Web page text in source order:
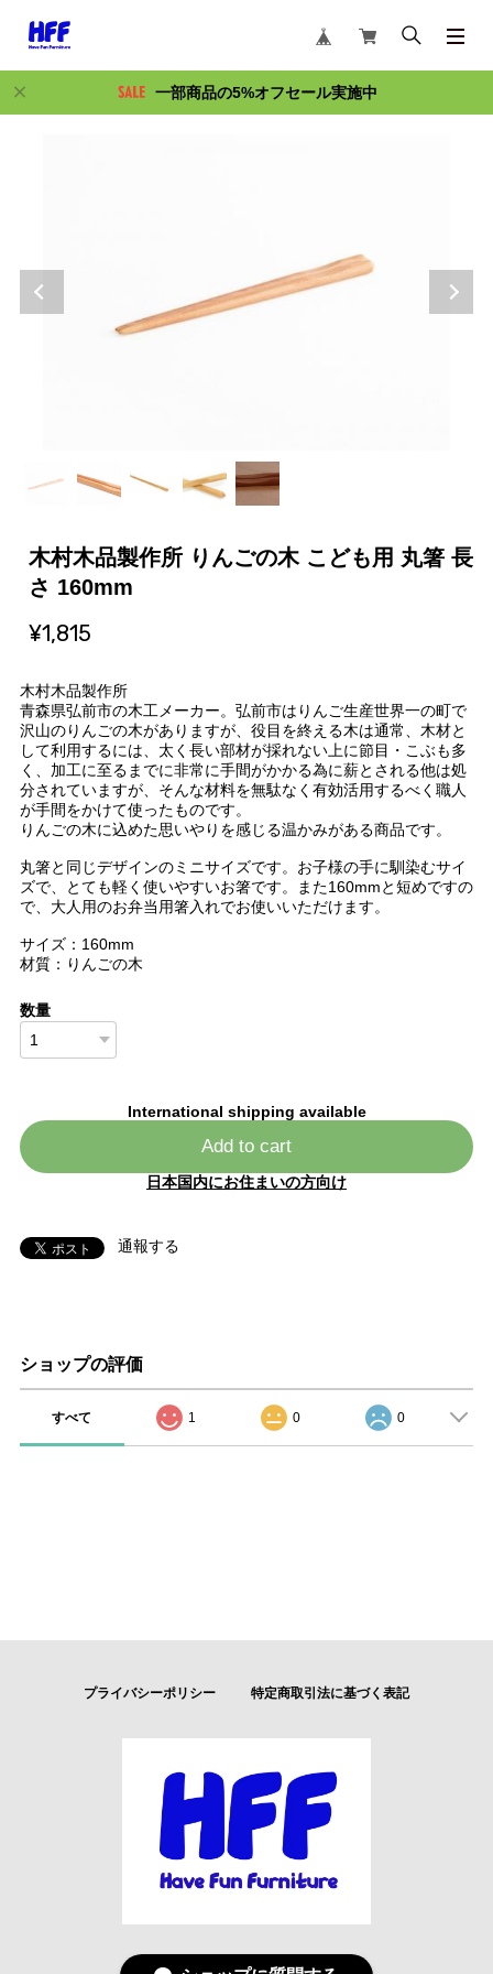
一部商品の5%オフセール実施中
木村木品製作所 りんごの木 こども用 丸箸 長
さ 160mm
¥1,815
木村木品製作所
青森県弘前市の木工メーカー。弘前市はりんご生産世界一の町で
沢山のりんごの木がありますが、役目を終える木は通常、木材と
して利用するには、太く長い部材が採れない上に節目・こぶも多
く、加工に至るまでに非常に手間がかかる為に薪とされる他は処
分されていますが、そんな材料を無駄なく有効活用するべく職人
が手間をかけて使ったものです。
りんごの木に込めた思いやりを感じる温かみがある商品です。
丸箸と同じデザインのミニサイズです。お子様の手に馴染むサイ
ズで、とても軽く使いやすいお箸です。また160mmと短めですの
で、大人用のお弁当用箸入れでお使いいただけます。
サイズ：160mm
材質：りんごの木
数量
International shipping available
Add to cart
日本国内にお住まいの方向け
通報する
ショップの評価
すべて 1 0 0
プライバシーポリシー 特定商取引法に基づく表記